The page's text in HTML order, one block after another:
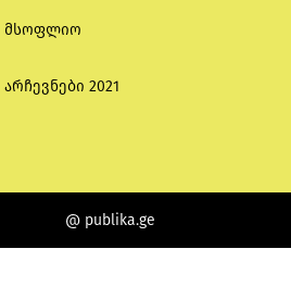
მსოფლიო
არჩევნები 2021
@ publika.ge